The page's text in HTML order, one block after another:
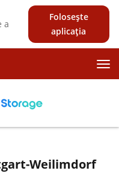
a
Folosește
aplicația
Weilimdorf